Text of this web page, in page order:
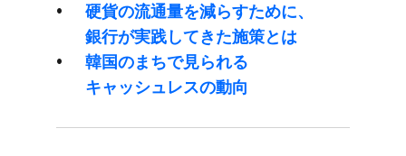
硬貨の​流通量を​減ら​すために、​
銀行が​実践してきた​施策とは
韓国の​まちで​見られる​
キャッシュレスの​動向